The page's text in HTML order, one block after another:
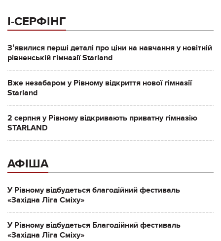
І-СЕРФІНГ
Зʼявилися перші деталі про ціни на навчання у новітній
рівненській гімназії Starland
Вже незабаром у Рівному відкриття нової гімназії
Starland
2 серпня у Рівному відкривають приватну гімназію
STARLAND
АФІША
У Рівному відбудеться благодійний фестиваль
«Західна Ліга Сміху»
У Рівному відбудеться Благодійний фестиваль
«Західна Ліга Сміху»